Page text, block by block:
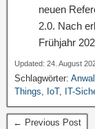
neuen
2.0. Nach
Frühjahr
Updated: 24. August
Schlagwörter:
Things, IoT, IT-
← Previous Post